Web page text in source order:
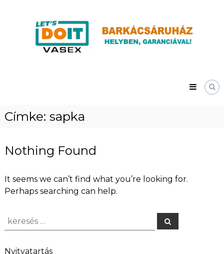
Címke: sapka
Nothing Found
It seems we can’t find what you’re looking for.
Perhaps searching can help.
Search
for:
Search
Nyitvatartás